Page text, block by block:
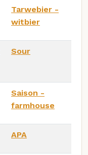
Tarwebier -
witbier
Sour
Saison -
farmhouse
APA